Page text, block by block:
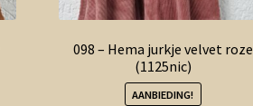
098 – Hema jurkje velvet roze
(1125nic)
AANBIEDING!